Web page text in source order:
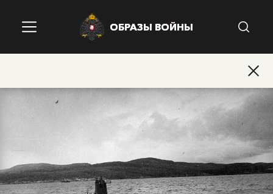
ОБРАЗЫ ВОЙНЫ
ОБРАЗЫ ВОЙНЫ
ОБРАЗЫ ВОЙНЫ
ОБРАЗЫ ВОЙНЫ